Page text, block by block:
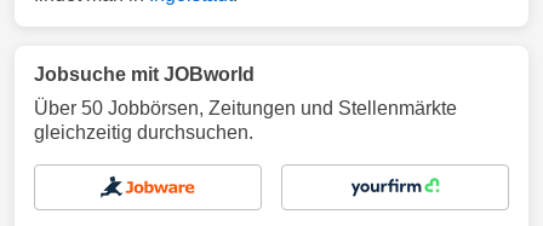
Jobsuche mit JOBworld
Über 50 Jobbörsen, Zeitungen und Stellenmärkte
gleichzeitig durchsuchen.